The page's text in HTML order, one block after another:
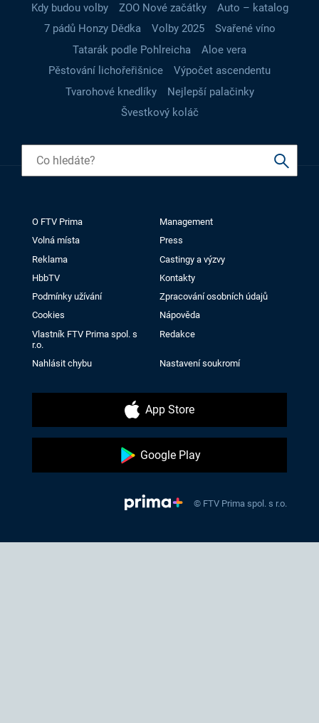
Kdy budou volby
ZOO Nové začátky
Auto – katalog
7 pádů Honzy Dědka
Volby 2025
Svařené víno
Tatarák podle Pohlreicha
Aloe vera
Pěstování lichořeřišnice
Výpočet ascendentu
Tvarohové knedlíky
Nejlepší palačinky
Švestkový koláč
O FTV Prima
Management
Volná místa
Press
Reklama
Castingy a výzvy
HbbTV
Kontakty
Podmínky užívání
Zpracování osobních údajů
Cookies
Nápověda
Vlastník FTV Prima spol. s
r.o.
Redakce
Nahlásit chybu Nastavení soukromí
App Store
Google Play
© FTV Prima spol. s r.o.